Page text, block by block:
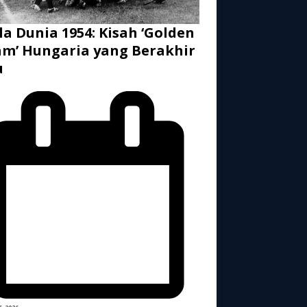
Dunia 1954: Kisah ‘Golden
Hungaria yang Berakhir